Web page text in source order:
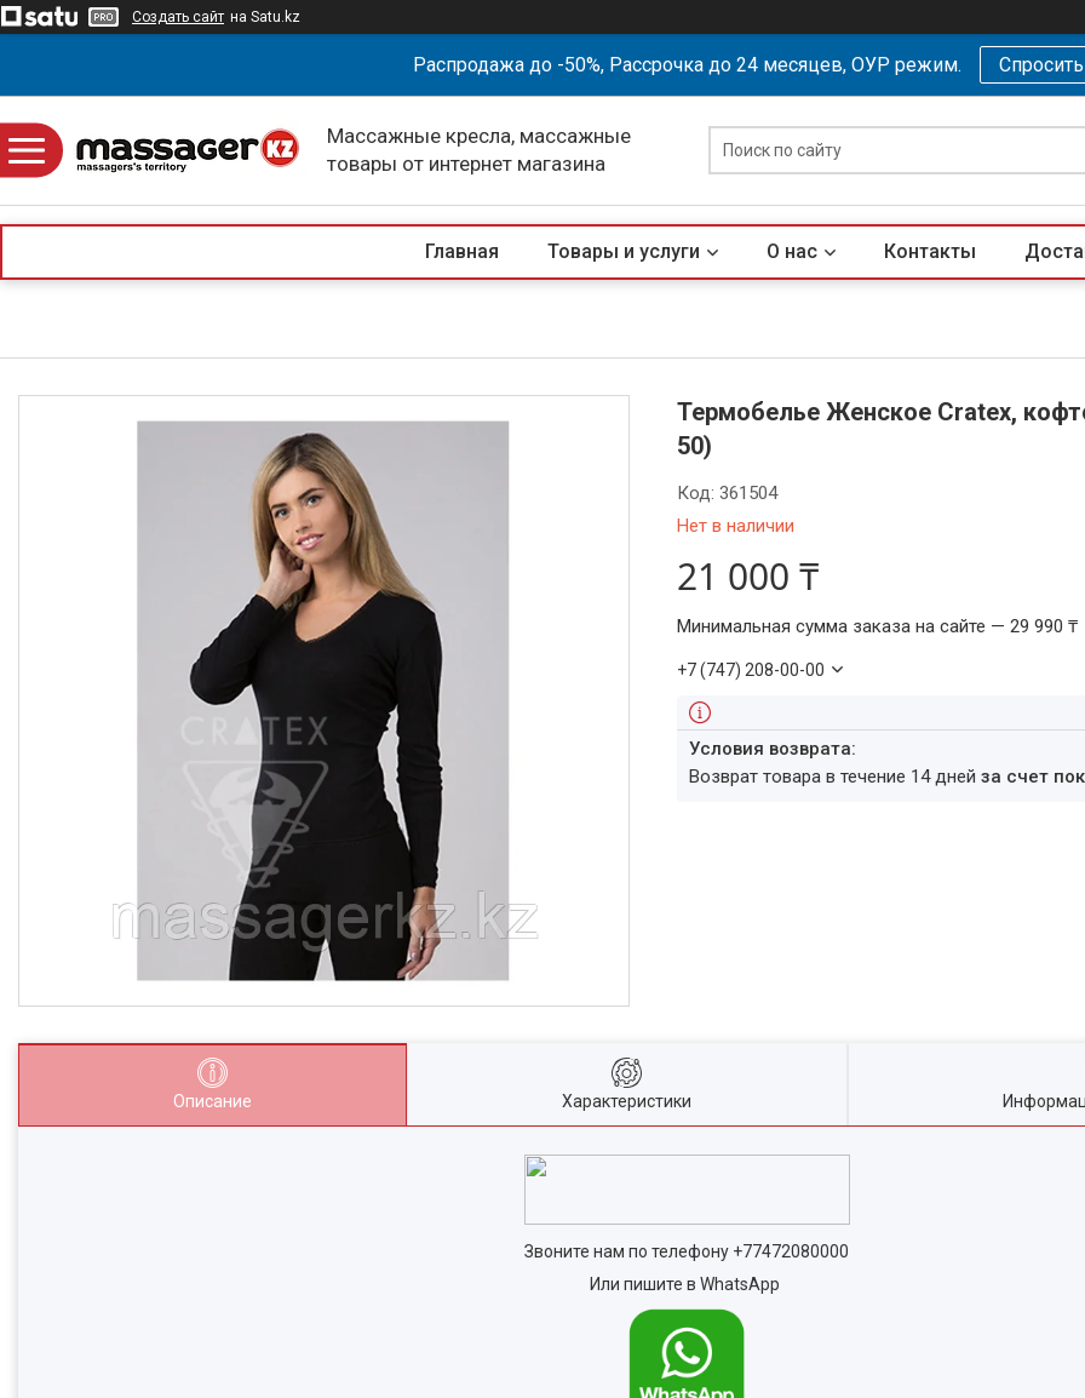
Создать сайт на Satu.kz
Распродажа до -50%, Рассрочка до 24 месяцев, ОУР режим.
Массажные кресла, массажные
товары от интернет магазина
Главная Товары и услуги О нас Контакты
Термобелье Женское Cratex,
50)
Нет в наличии
Код:361504
21 000 ₸
Минимальная сумма заказа на сайте — 29 990 ₸
+7 (747) 208-00-00
возврат товара в течение 14 днейза счет
Описание Характеристики
Звоните нам по телефону +77472080000
Или пишите в WhatsApp